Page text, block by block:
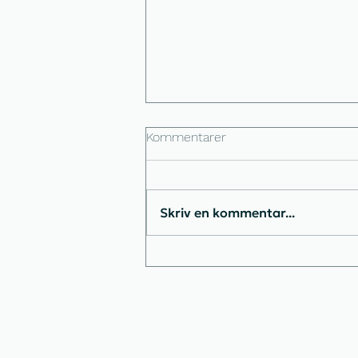
Kommentarer
Skriv en kommentar...